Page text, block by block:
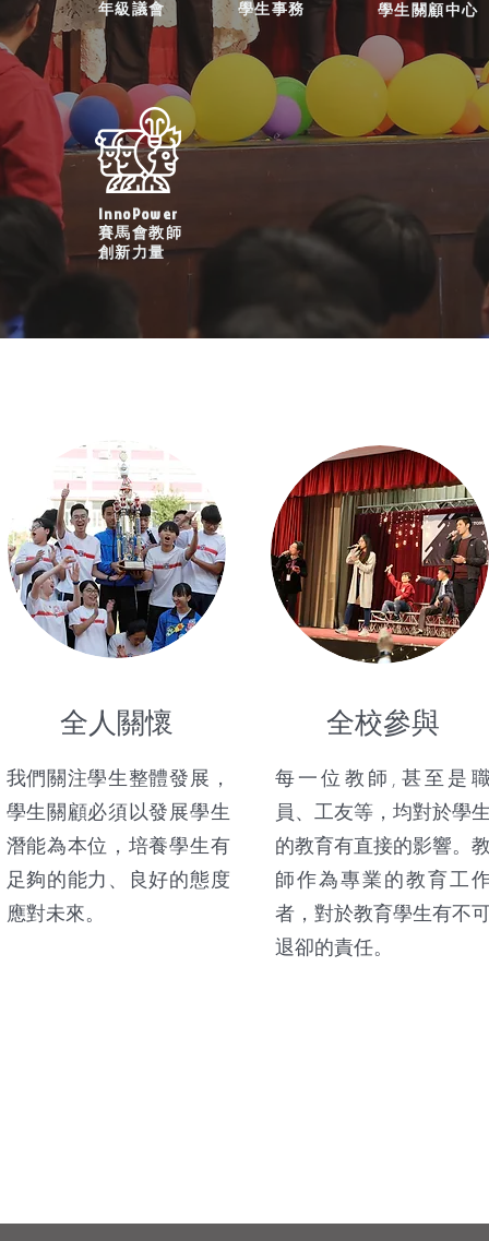
年級議會
進一步了解
學生事務
進一步了解
學生關顧中心
進一步了解
InnoPower
賽馬會教師
創新力量
全人關懷
我們關注學生整體發展，
學生關顧必須以發展學生
潛能為本位，培養學生有
足夠的能力、良好的態度
應對未來。
全校參與
每一位教師,甚至是
員、工友等，均對於學
的教育有直接的影響。
師作為專業的教育工
者，對於教育學生有不
退卻的責任。